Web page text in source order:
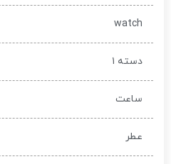
watch
دسته ۱
ساعت
عطر